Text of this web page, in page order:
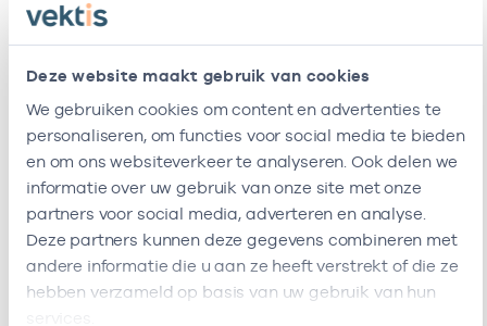
Deze website maakt gebruik van cookies
We gebruiken cookies om content en advertenties te
personaliseren, om functies voor social media te bieden
en om ons websiteverkeer te analyseren. Ook delen we
informatie over uw gebruik van onze site met onze
partners voor social media, adverteren en analyse.
Deze partners kunnen deze gegevens combineren met
andere informatie die u aan ze heeft verstrekt of die ze
hebben verzameld op basis van uw gebruik van hun
Ik ben werkzaam bij de volgende vestigingen
Naam
Logopedie
Ik heb een arbeidsrelatie met
Naam Rol AGB-code Start
Viva
Zorggroep
In
loondienst
41411310 04-11-2010